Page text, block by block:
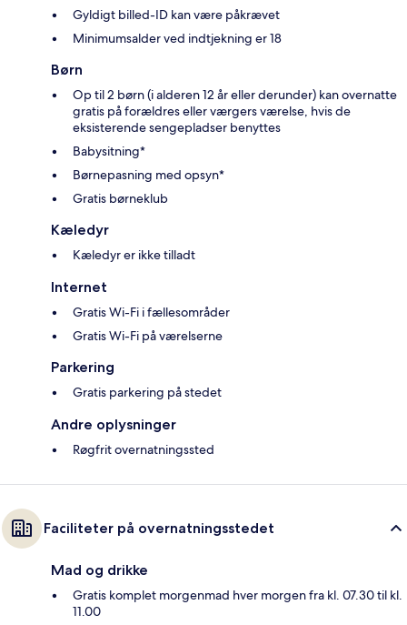
Gyldigt billed-ID kan være påkrævet
Minimumsalder ved indtjekning er 18
Børn
Op til 2 børn (i alderen 12 år eller derunder) kan overnatte
gratis på forældres eller værgers værelse, hvis de
eksisterende sengepladser benyttes
Babysitning*
Børnepasning med opsyn*
Gratis børneklub
Kæledyr
Kæledyr er ikke tilladt
Internet
Gratis Wi-Fi i fællesområder
Gratis Wi-Fi på værelserne
Parkering
Gratis parkering på stedet
Andre oplysninger
Røgfrit overnatningssted
Faciliteter på overnatningsstedet
Mad og drikke
Gratis komplet morgenmad hver morgen fra kl. 07.30 til kl.
11.00